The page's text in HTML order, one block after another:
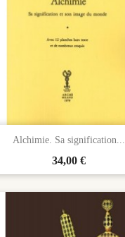
Alchimie. Sa signification...
Prix
34,00 €
Aperçu rapide